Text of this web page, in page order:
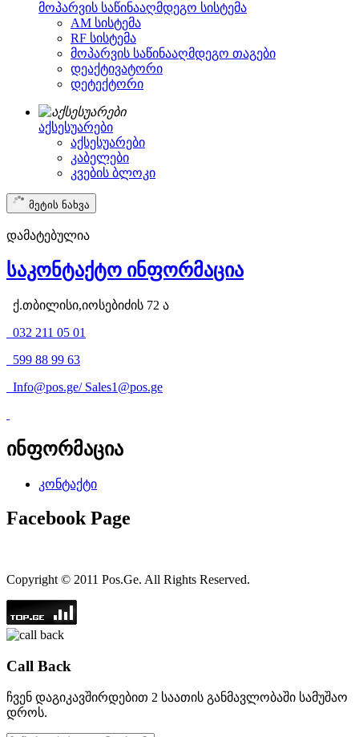
მოპარვის საწინააღმდეგო სისტემა
AM სისტემა
RF სისტემა
მოპარვის საწინააღმდეგო თაგები
დეაქტივატორი
დეტექტორი
აქსესუარები
აქსესუარები
კაბელები
კვების ბლოკი
მეტის ნახვა
დამატებულია
საკონტაქტო ინფორმაცია
ქ.თბილისი,იოსებიძის 72 ა
032 211 05 01
599 88 99 63
Info@pos.ge/ Sales1@pos.ge
ინფორმაცია
კონტაქტი
Facebook Page
Copyright © 2011 Pos.Ge. All Rights Reserved.
Call Back
ჩვენ დაგიკავშირდებით 2 საათის განმავლობაში სამუშაო
დროს.